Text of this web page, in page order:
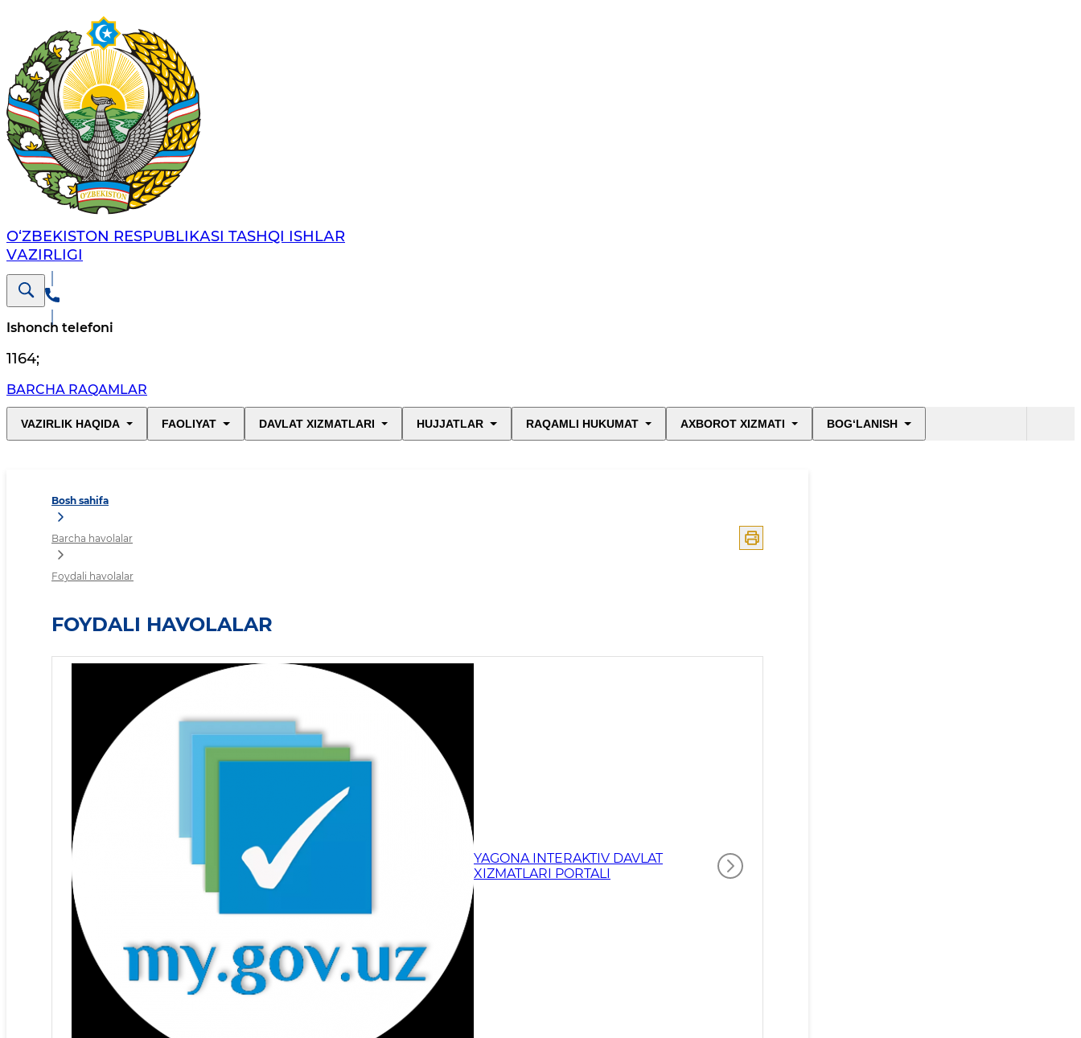
O‘ZBЕKISTОN RЕSPUBLIKАSI TASHQI ISHLАR
VАZIRLIGI
Ishonch telefoni
1164;
BARCHA RAQAMLAR
VAZIRLIK HAQIDA FAOLIYAT DAVLAT XIZMATLARI HUJJATLAR RAQAMLI HUKUMAT AXBOROT XIZMATI BOG‘LANISH
Bosh sahifa
Barcha havolalar
Foydali havolalar
FOYDALI HAVOLALAR
YAGONA INTERAKTIV DAVLAT
XIZMATLARI PORTALI